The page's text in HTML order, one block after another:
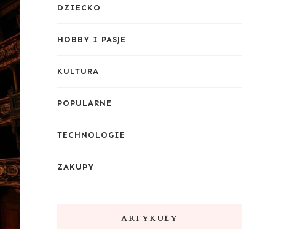
DZIECKO
HOBBY I PASJE
KULTURA
POPULARNE
TECHNOLOGIE
ZAKUPY
ARTYKUŁY